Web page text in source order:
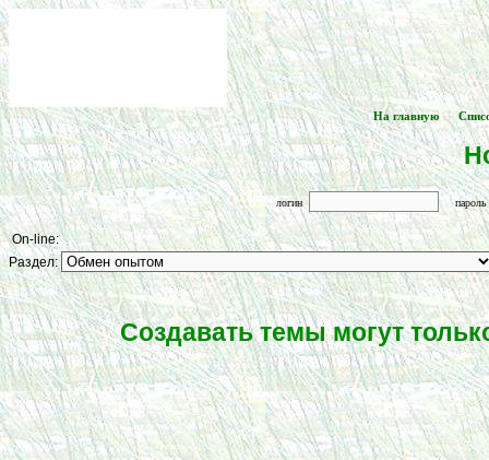
[На главную ] -- [
логин
On-line:
Раздел:
Создавать темы могут